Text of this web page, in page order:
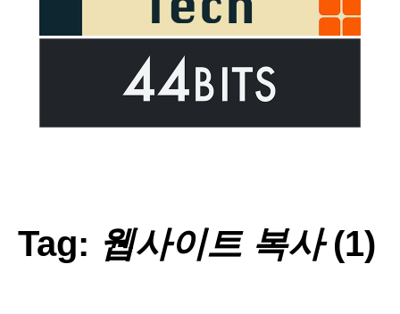
Tag: 웹사이트 복사(1)